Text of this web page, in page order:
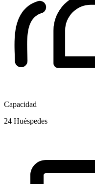
Capacidad
24 Huéspedes